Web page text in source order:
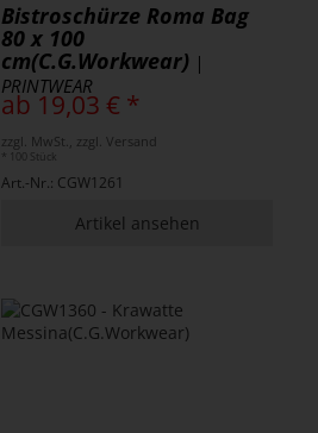
Bistroschürze Roma Bag
80 x 100
cm(C.G.Workwear) |
PRINTWEAR
ab 19,03 € *
zzgl. MwSt., zzgl. Versand
* 100 Stück
Art.-Nr.: CGW1261
Artikel ansehen